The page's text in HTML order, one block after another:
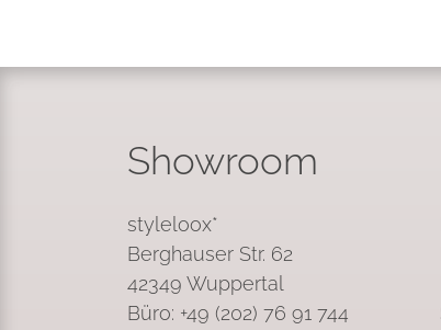
Showroom
styleloox*
Berghauser Str. 62
42349 Wuppertal
Büro: +49 (202) 76 91 744